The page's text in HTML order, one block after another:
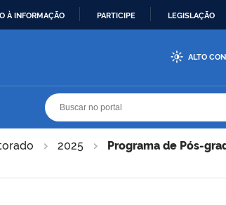
À INFORMAÇÃO PARTICIPE LEGISLAÇÃO
ALTO
2025
Programa de Pós-